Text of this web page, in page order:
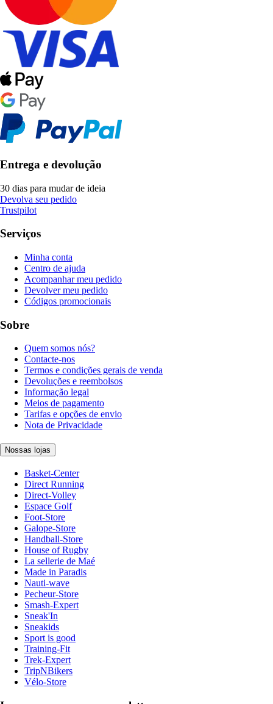
Entrega e devolução
30 dias para mudar de ideia
Devolva seu pedido
Trustpilot
Serviços
Minha conta
Centro de ajuda
Acompanhar meu pedido
Devolver meu pedido
Códigos promocionais
Sobre
Quem somos nós?
Contacte-nos
Termos e condições gerais de venda
Devoluções e reembolsos
Informação legal
Meios de pagamento
Tarifas e opções de envio
Nota de Privacidade
Nossas lojas
Basket-Center
Direct Running
Direct-Volley
Espace Golf
Foot-Store
Galope-Store
Handball-Store
House of Rugby
La sellerie de Maé
Made in Paradis
Nauti-wave
Pecheur-Store
Smash-Expert
Sneak'In
Sneakids
Sport is good
Training-Fit
Trek-Expert
TripNBikers
Vélo-Store